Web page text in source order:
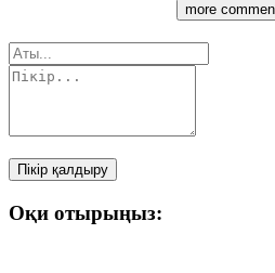
more
Пікір қалдыру
Оқи отырыңыз: